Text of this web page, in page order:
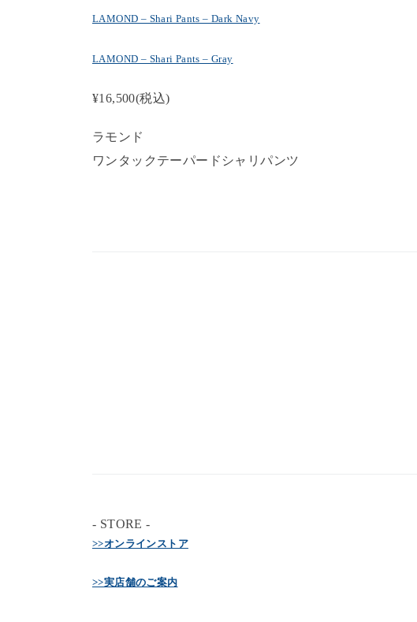
LAMOND – Shari Pants – Dark Navy
LAMOND – Shari Pants – Gray
¥16,500(税込)
ラモンド
ワンタックテーパードシャリパンツ
- STORE -
>>オンラインストア
>>実店舗のご案内